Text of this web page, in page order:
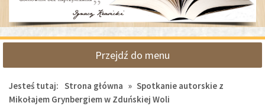
Przejdź do menu
Jesteś tutaj: Strona główna » Spotkanie autorskie z
Mikołajem Grynbergiem w Zduńskiej Woli